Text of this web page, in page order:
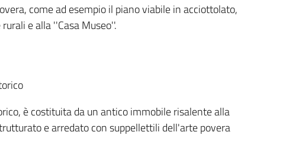
come ad esempio il piano viabile in acciottolato,
e alla ''Casa Museo''.
è costituita da un antico immobile risalente alla
e arredato con suppellettili dell'arte povera